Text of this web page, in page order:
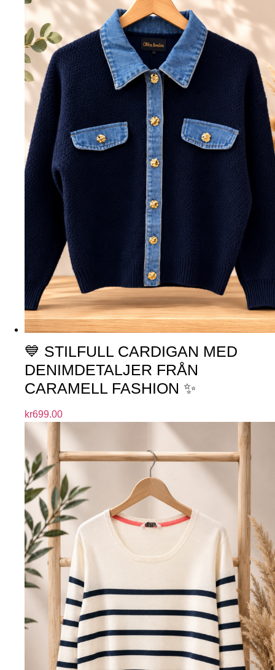
💙 STILFULL CARDIGAN MED
DENIMDETALJER FRÅN
CARAMELL FASHION ✨
kr699.00